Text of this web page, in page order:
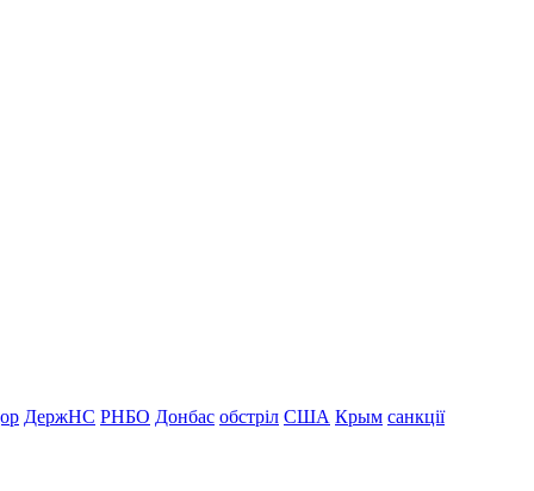
ДержНС РНБО Донбас обстріл США Крым санкції